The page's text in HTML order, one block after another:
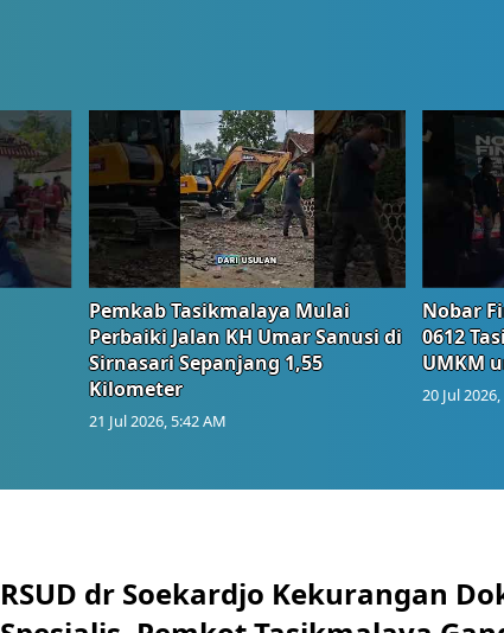
Pemkab Tasikmalaya Mulai
Perbaiki Jalan KH Umar Sanusi di
Sirnasari Sepanjang 1,55
Kilometer
21 Jul 2026, 5:42 AM
Nobar
0612
UMKM
20 Jul
RSUD dr Soekardjo Kekurangan